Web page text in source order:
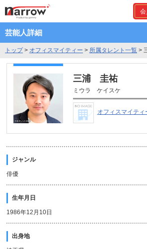
芸能人詳細
トップ> オフィスマイティー > 所属タレント一覧 >
三浦 圭祐
ミウラ ケイスケ
オフィスマイティ
ジャンル
俳優
生年月日
1986年12月10日
出身地